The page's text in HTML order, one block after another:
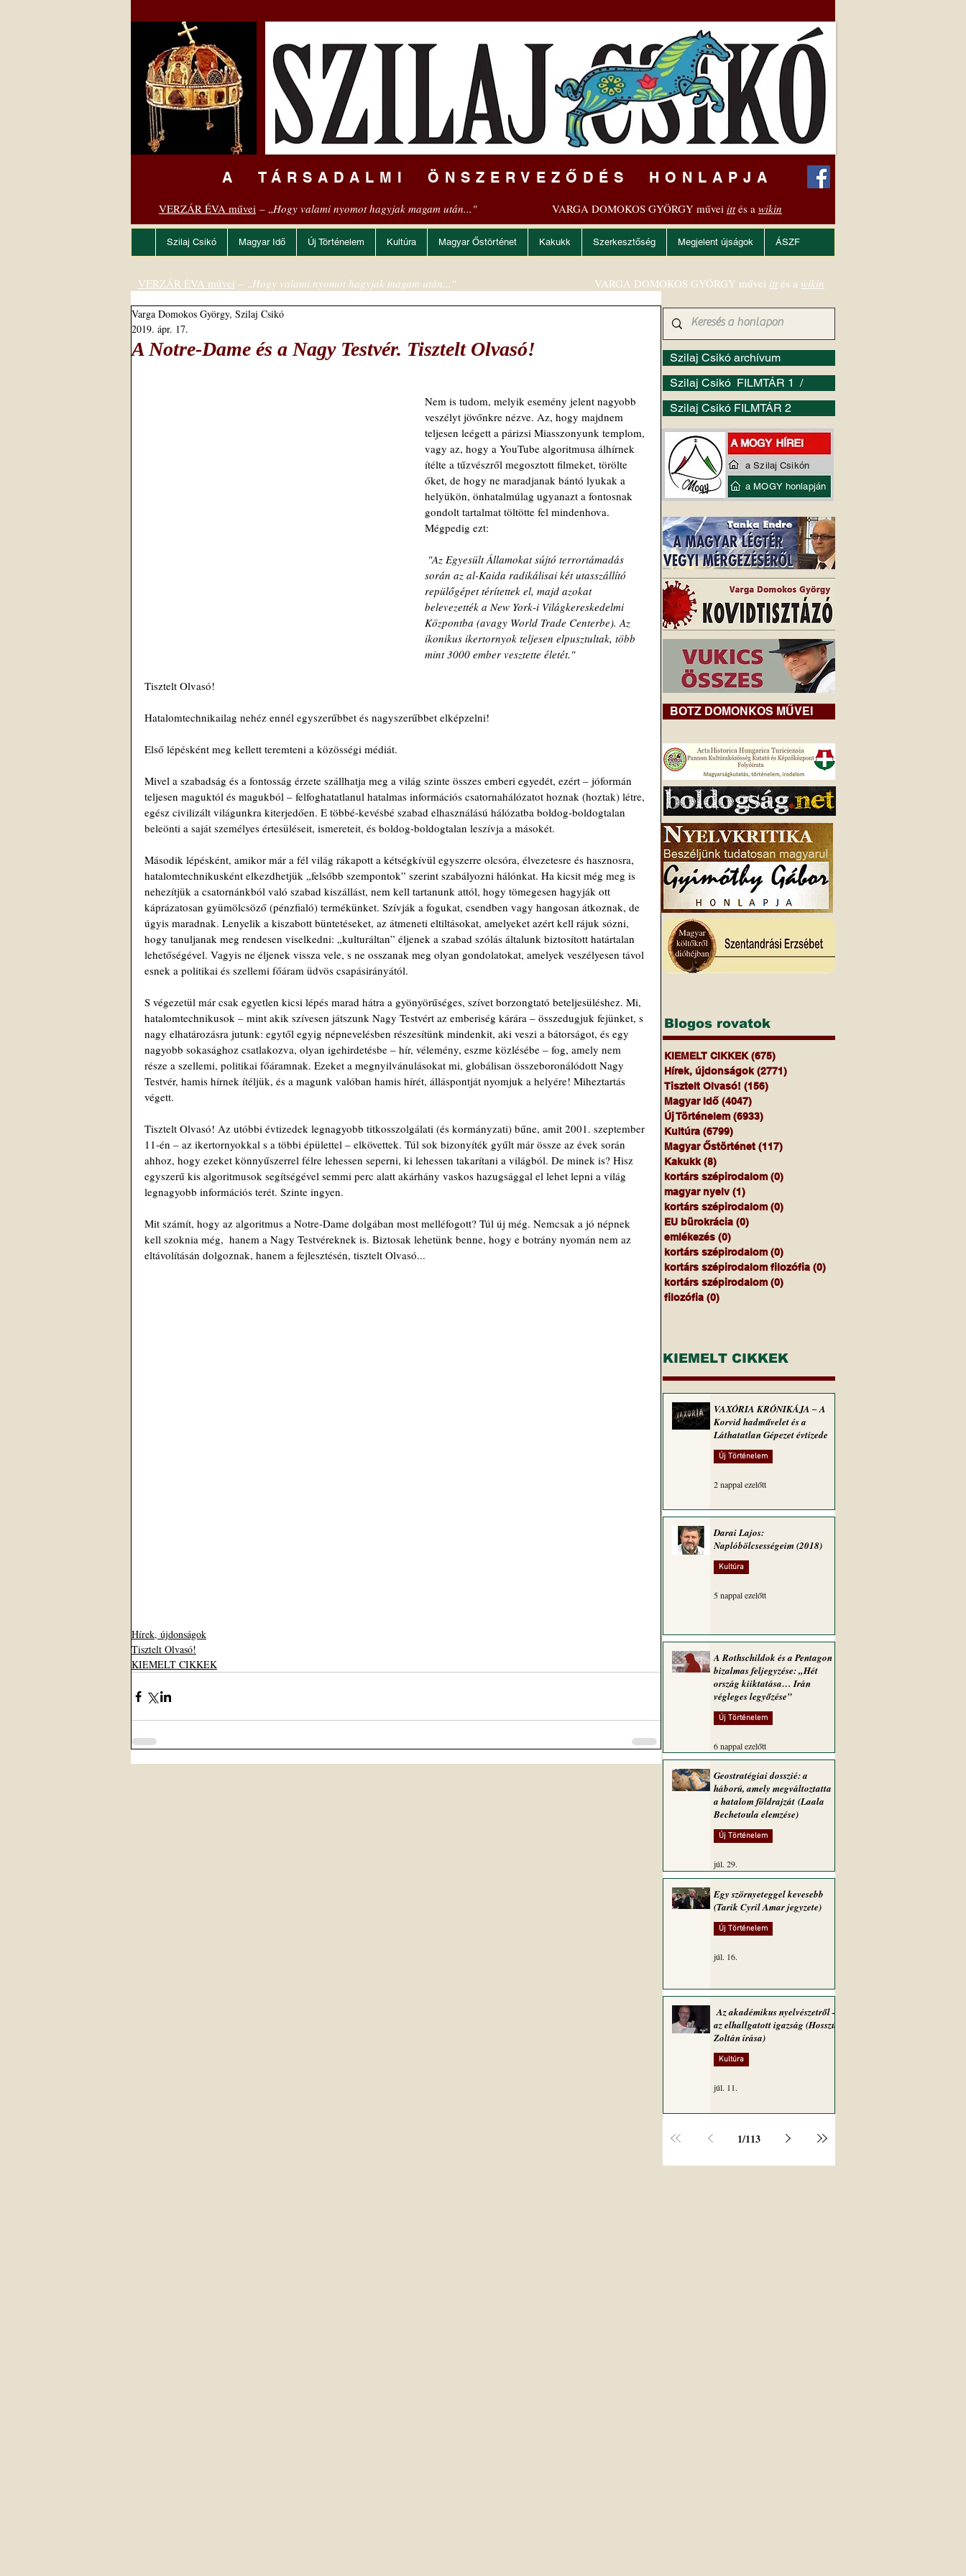
A TÁRSADALMI ÖNSZERVEZŐDÉS HONLAPJA
VERZÁR ÉVA művei – „Hogy valami nyomot hagyjak magam után..." VARGA DOMOKOS GYÖRGY művei ittés a wikin
Szilaj Csikó Magyar Idő Új Történelem Kultúra Magyar Őstörténet Kakukk Szerkesztőség Megjelent újságok ÁSZF
A Notre-Dame és a Nagy Testvér. Tisztelt Olvasó!
Varga Domokos György, Szilaj Csikó
2019. ápr. 17.
Nem is tudom, melyik esemény jelent nagyobb
veszélyt jövőnkre nézve. Az, hogy majdnem
teljesen leégett a párizsi Miasszonyunk templom,
vagy az, hogy a YouTube algoritmusa álhírnek
ítélte a tűzvészről megosztott filmeket, törölte
őket, de hogy ne maradjanak bántó lyukak a
helyükön, önhatalmúlag ugyanazt a fontosnak
gondolt tartalmat töltötte fel mindenhova.
Mégpedig ezt:
során az al-Kaida radikálisai két utasszállító
repülőgépet térítettek el, majd azokat
belevezették a New York-i Világkereskedelmi
Központba (avagy World Trade Centerbe). Az
ikonikus ikertornyok teljesen elpusztultak, több
mint 3000 ember vesztette életét."
Tisztelt Olvasó!
Hatalomtechnikailag nehéz ennél egyszerűbbet és nagyszerűbbet elképzelni!
Első lépésként meg kellett teremteni a közösségi médiát.
Mivel a szabadság és a fontosság érzete szállhatja meg a világ szinte összes emberi egyedét, ezért – jóformán
teljesen maguktól és magukból – felfoghatatlanul hatalmas információs csatornahálózatot hoznak (hoztak) létre,
egész civilizált világunkra kiterjedően. E többé-kevésbé szabad elhasználású hálózatba boldog-boldogtalan
beleönti a saját személyes értesüléseit, ismereteit, és boldog-boldogtalan leszívja a másokét.
Második lépésként, amikor már a fél világ rákapott a kétségkívül egyszerre olcsóra, élvezetesre és hasznosra,
hatalomtechnikusként elkezdhetjük „felsőbb szempontok” szerint szabályozni hálónkat. Ha kicsit még meg is
nehezítjük a csatornánkból való szabad kiszállást, nem kell tartanunk attól, hogy tömegesen hagyják ott
káprázatosan gyümölcsöző (pénzfialó) termékünket. Szívják a fogukat, csendben vagy hangosan átkoznak, de
úgyis maradnak. Lenyelik a kiszabott büntetéseket, az átmeneti eltiltásokat, amelyeket azért kell rájuk sózni,
hogy tanuljanak meg rendesen viselkedni: „kulturáltan” éljenek a szabad szólás általunk biztosított határtalan
lehetőségével. Vagyis ne éljenek vissza vele, s ne osszanak meg olyan gondolatokat, amelyek veszélyesen távol
esnek a politikai és szellemi főáram üdvös csapásirányától.
S végezetül már csak egyetlen kicsi lépés marad hátra a gyönyörűséges, szívet borzongtató beteljesüléshez. Mi,
hatalomtechnikusok – mint akik szívesen játszunk Nagy Testvért az emberiség kárára – összedugjuk fejünket, s
nagy elhatározásra jutunk: egytől egyig népnevelésben részesítünk mindenkit, aki veszi a bátorságot, és egy
nagyobb sokasághoz csatlakozva, olyan igehirdetésbe – hír, vélemény, eszme közlésébe – fog, amely nem
része a szellemi, politikai főáramnak. Ezeket a megnyilvánulásokat mi, globálisan összeboronálódott Nagy
Testvér, hamis hírnek ítéljük, és a magunk valóban hamis hírét, álláspontját nyomjuk a helyére! Miheztartás
végett.
Tisztelt Olvasó! Az utóbbi évtizedek legnagyobb titkosszolgálati (és kormányzati) bűne, amit 2001. szeptember
11-én – az ikertornyokkal s a többi épülettel – elkövettek. Túl sok bizonyíték gyűlt már össze az évek során
ahhoz, hogy ezeket könnyűszerrel félre lehessen seperni, ki lehessen takarítani a világból. De minek is? Hisz
egyszerű kis algoritmusok segítségével semmi perc alatt akárhány vaskos hazugsággal el lehet lepni a világ
legnagyobb információs terét. Szinte ingyen.
Mit számít, hogy az algoritmus a Notre-Dame dolgában most melléfogott? Túl új még. Nemcsak a jó népnek
kell szoknia még,  hanem a Nagy Testvéreknek is. Biztosak lehetünk benne, hogy e botrány nyomán nem az
eltávolításán dolgoznak, hanem a fejlesztésén, tisztelt Olvasó...
Hírek, újdonságok
Tisztelt Olvasó!
KIEMELT CIKKEK
Szilaj Csikó archívum
Szilaj Csikó FILMTÁR 1 /
Szilaj Csikó FILMTÁR 2
VERZÁR ÉVA művei – „Hogy valami nyomot hagyjak magam után..." VARGA DOMOKOS GYÖRGY művei itt és a wikin
BOTZ DOMONKOS MŰVEI
Blogos rovatok
KIEMELT CIKKEK (675)
Hírek, újdonságok (2771)
Tisztelt Olvasó! (156)
Magyar Idő (4047)
Új Történelem (6933)
Kultúra (6799)
Magyar Őstörténet (117)
Kakukk (8)
kortárs szépirodalom (0)
magyar nyelv (1)
kortárs szépirodalom (0)
EU bürokrácia (0)
emlékezés (0)
kortárs szépirodalom (0)
kortárs szépirodalom filozófia (0)
kortárs szépirodalom (0)
filozófia (0)
KIEMELT CIKKEK
VAXÓRIA KRÓNIKÁJA ‒ A
Korvid hadművelet és a
Láthatatlan Gépezet évtizede
Új Történelem
2 nappal ezelőtt
Darai Lajos:
Naplóbölcsességeim (2018)
Kultúra
5 nappal ezelőtt
A Rothschildok és a Pentagon
bizalmas feljegyzése: „Hét
ország kiiktatása… Irán
végleges legyőzése”
Új Történelem
6 nappal ezelőtt
Geostratégiai dosszié: a
háború, amely megváltoztatta
a hatalom földrajzát (Laala
Bechetoula elemzése)
Új Történelem
júl. 29.
Egy szörnyeteggel kevesebb
(Tarik Cyril Amar jegyzete)
Új Történelem
júl. 16.
Az akadémikus nyelvészetről –
az elhallgatott igazság (Hosszú
Zoltán írása)
Kultúra
júl. 11.
1/113
a Szilaj Csikón
a MOGY honlapján